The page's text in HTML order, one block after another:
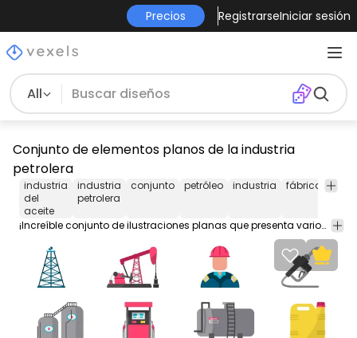
Precios RegistrarseIniciar sesión
All
Conjunto de elementos planos de la industria
petrolera
industria
del
aceite
industria
petrolera
conjunto petróleo industria fábrica
¡Increíble conjunto de ilustraciones planas que presenta varios elementos de la industria petrolera como una plataforma petrolera un pumpjack y más! Cada uno se puede utilizar por separado ¡disfrútalo!